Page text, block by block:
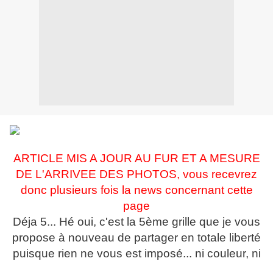
ARTICLE MIS A JOUR AU FUR ET A MESURE
DE L'ARRIVEE DES PHOTOS, vous recevrez
donc plusieurs fois la news concernant cette
page
Déja 5... Hé oui, c'est la 5ème grille que je vous
propose à nouveau de partager en totale liberté
puisque rien ne vous est imposé... ni couleur, ni